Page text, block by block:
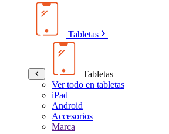
Tabletas
Tabletas
Ver todo en tabletas
iPad
Android
Accesorios
Marca